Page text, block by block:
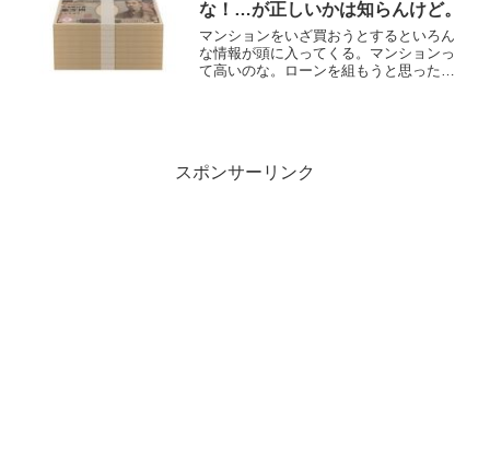
な！…が正しいかは知らんけど。
マンションをいざ買おうとするといろん
な情報が頭に入ってくる。マンションっ
て高いのな。ローンを組もうと思ったこ
スポンサーリンク